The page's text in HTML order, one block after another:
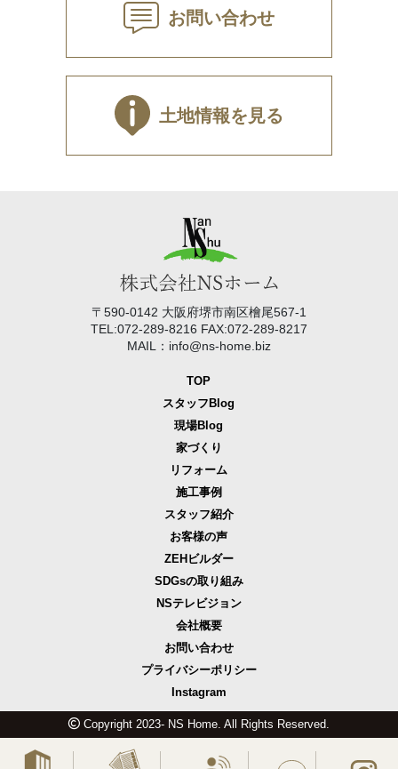
お問い合わせ
土地情報を見る
〒590-0142 大阪府堺市南区檜尾567-1
TEL:072-289-8216 FAX:072-289-8217
MAIL：info@ns-home.biz
TOP
スタッフBlog
現場Blog
家づくり
リフォーム
施工事例
スタッフ紹介
お客様の声
ZEHビルダー
SDGsの取り組み
NSテレビジョン
会社概要
お問い合わせ
プライバシーポリシー
Instagram
Copyright 2023- NS Home. All Rights Reserved.